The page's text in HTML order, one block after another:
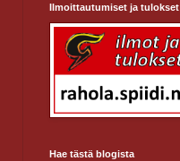
Ilmoittautumiset ja tulokset
Hae tästä blogista